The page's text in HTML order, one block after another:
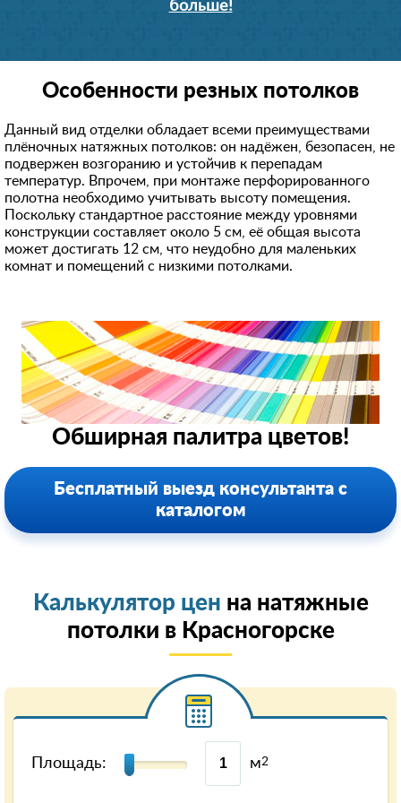
больше!
Особенности резных потолков
Данный вид отделки обладает всеми преимуществами
плёночных натяжных потолков: он надёжен, безопасен, не
подвержен возгоранию и устойчив к перепадам
температур. Впрочем, при монтаже перфорированного
полотна необходимо учитывать высоту помещения.
Поскольку стандартное расстояние между уровнями
конструкции составляет около 5 см, её общая высота
может достигать 12 см, что неудобно для маленьких
комнат и помещений с низкими потолками.
Обширная палитра цветов!
Бесплатный выезд консультанта с
каталогом
Калькулятор цен на натяжные
потолки в Красногорске
Площадь: м2